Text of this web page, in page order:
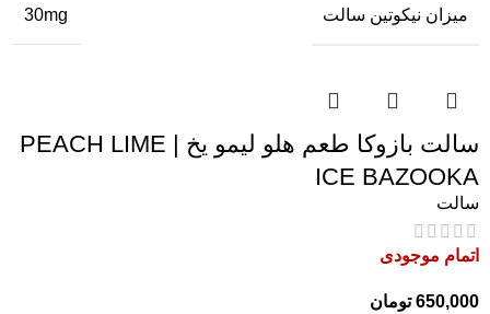
میزان نیکوتین سالت 30mg
سالت بازوکا طعم هلو لیمو یخ | PEACH LIME
ICE BAZOOKA
سالت
اتمام موجودی
650,000 تومان